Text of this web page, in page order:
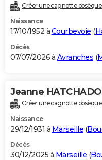
Destinations
City break
Voyage nature
Voyage de noces
Forum
Climat
+PHOTO
GUIDES D'ACHAT
BONS PLANS
Carte de Noël
Carte Bonne année
Carte Saint-Valentin
Carte Pâques
Carte d'anniversaire
DICTIONNAIRE
Dictionnaire
Biographies
Citations
Expressions
Proverbes
PROGRAMME TV
S'inscrire
Se connecter
Lycées
Collèges
Primaires
Universités
Entreprises
Service militaire
Avis de recherche
Créer une cagnotte
Naissance
17/10/1952 à Courbevoie (
Décès
07/07/2026 à Avranches (
Jeanne
Créer une cagnotte
Naissance
29/12/1931 à Marseille (
Décès
30/12/2025 à Marseille (